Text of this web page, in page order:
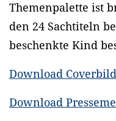
Themenpalette ist
den 24 Sachtiteln
beschenkte Kind
Download
Download